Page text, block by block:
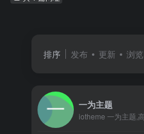
排序 发布 更新 浏览
一为主题